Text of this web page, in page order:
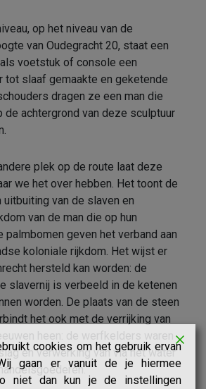
op het niveau van de
van Oudegracht 20, staat een
als voetstuk of console een
tot slaaf gemaakte en geketende
dragen ze een man die
de achtergrond van deze sculptuur
plek op de route laat deze
we het over hebben. Het toont de
uitbuiting van de slaven en
van de man die op hun
palmbomen geven het verband aan
koloniale rijkdom. Het wijst er
hersteld kan worden: de
slavernij is verbeeld in de ketenen
worden. De plaats van de steen
het ook met de verrijking van
en verwerking van via het water
cookies om het gebruik ervan
gaan er vanuit de je hiermee
niet dan kun je de instellingen